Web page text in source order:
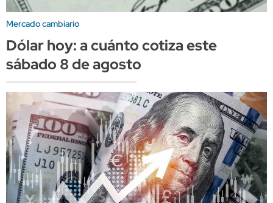
Mercado cambiario
Dólar hoy: a cuánto cotiza este
sábado 8 de agosto